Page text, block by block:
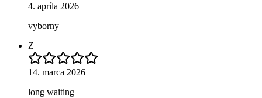
4. apríla 2026
vyborny
Z
14. marca 2026
long waiting